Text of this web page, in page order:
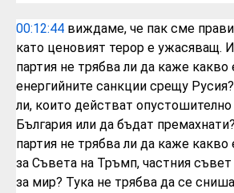
00:12:44 виждаме, че пак сме
като ценовият терор е ужасяващ.
партия не трябва ли да каже какво
енергийните санкции срещу
ли, които действат опустошително
България или да бъдат
партия не трябва ли да каже
за Съвета на Тръмп, частния
за мир? Тука не трябва да се